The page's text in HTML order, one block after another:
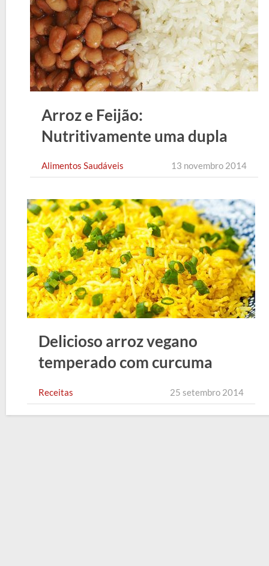
Arroz e Feijão:
Nutritivamente uma dupla
Alimentos Saudáveis 13 novembro 2014
Delicioso arroz vegano
temperado com curcuma
Receitas 25 setembro 2014